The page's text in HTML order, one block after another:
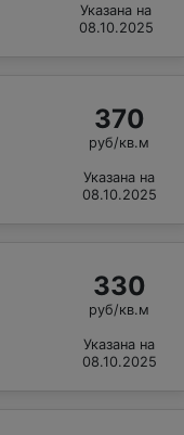
Указана на
08.10.2025
370
руб/кв.м
Указана на
08.10.2025
330
руб/кв.м
Указана на
08.10.2025